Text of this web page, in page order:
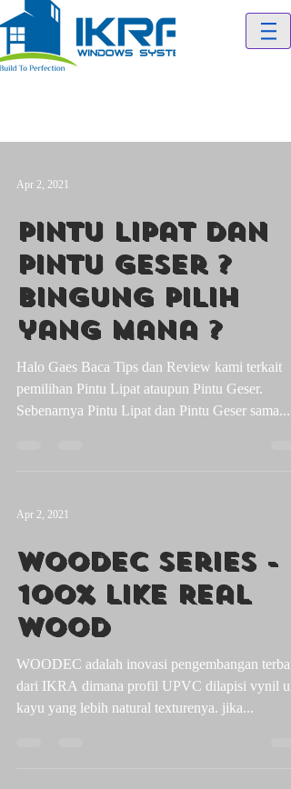
Apr 2, 2021
Pintu Lipat dan
Pintu Geser ?
Bingung Pilih
yang mana ?
Halo Gaes Baca Tips dan Review kami terkait
pemilihan Pintu Lipat ataupun Pintu Geser.
Sebenarnya Pintu Lipat dan Pintu Geser sama...
Apr 2, 2021
Woodec Series -
100% Like Real
Wood
WOODEC adalah inovasi pengembangan
dari IKRA dimana profil UPVC dilapisi vynil
kayu yang lebih natural texturenya. jika...